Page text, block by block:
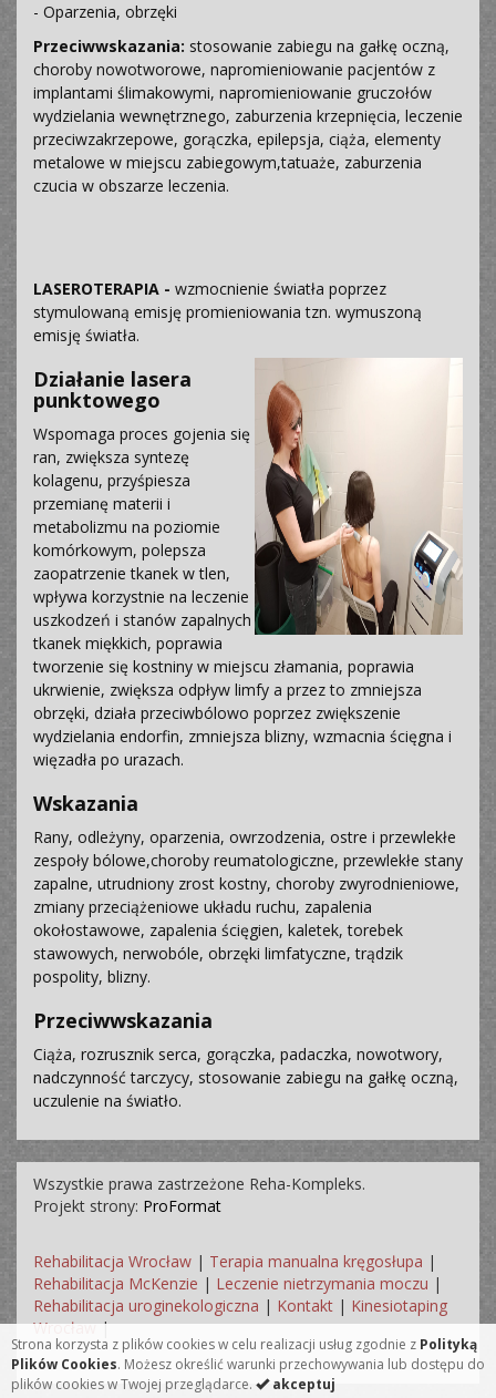
- Oparzenia, obrzęki
Przeciwwskazania: stosowanie zabiegu na gałkę oczną,
choroby nowotworowe, napromieniowanie pacjentów z
implantami ślimakowymi, napromieniowanie gruczołów
wydzielania wewnętrznego, zaburzenia krzepnięcia, leczenie
przeciwzakrzepowe, gorączka, epilepsja, ciąża, elementy
metalowe w miejscu zabiegowym,tatuaże, zaburzenia
czucia w obszarze leczenia.
LASEROTERAPIA - wzmocnienie światła poprzez
stymulowaną emisję promieniowania tzn. wymuszoną
emisję światła.
Działanie lasera
punktowego
Wspomaga proces gojenia się
ran, zwiększa syntezę
kolagenu, przyśpiesza
przemianę materii i
metabolizmu na poziomie
komórkowym, polepsza
zaopatrzenie tkanek w tlen,
wpływa korzystnie na leczenie
uszkodzeń i stanów zapalnych
tkanek miękkich, poprawia
tworzenie się kostniny w miejscu złamania, poprawia
ukrwienie, zwiększa odpływ limfy a przez to zmniejsza
obrzęki, działa przeciwbólowo poprzez zwiększenie
wydzielania endorfin, zmniejsza blizny, wzmacnia ścięgna i
więzadła po urazach.
Wskazania
Rany, odleżyny, oparzenia, owrzodzenia, ostre i przewlekłe
zespoły bólowe,choroby reumatologiczne, przewlekłe stany
zapalne, utrudniony zrost kostny, choroby zwyrodnieniowe,
zmiany przeciążeniowe układu ruchu, zapalenia
okołostawowe, zapalenia ścięgien, kaletek, torebek
stawowych, nerwobóle, obrzęki limfatyczne, trądzik
pospolity, blizny.
Przeciwwskazania
Ciąża, rozrusznik serca, gorączka, padaczka, nowotwory,
nadczynność tarczycy, stosowanie zabiegu na gałkę oczną,
uczulenie na światło.
Wszystkie prawa zastrzeżone Reha-Kompleks.
Projekt strony: ProFormat
Rehabilitacja Wrocław | Terapia manualna kręgosłupa |
Rehabilitacja McKenzie | Leczenie nietrzymania moczu |
Rehabilitacja uroginekologiczna | Kontakt | Kinesiotaping
Wrocław|
Strona korzysta z plików cookies w celu realizacji usług zgodnie z Polityką
Plików Cookies. Możesz określić warunki przechowywania lub dostępu do
plików cookies w Twojej przeglądarce.
akceptuj